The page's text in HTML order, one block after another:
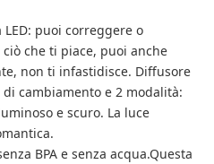
puoi correggere o
che ti piace, puoi anche
non ti infastidisce. Diffusore
cambiamento e 2 modalità:
e scuro. La luce
BPA e senza acqua.Questa